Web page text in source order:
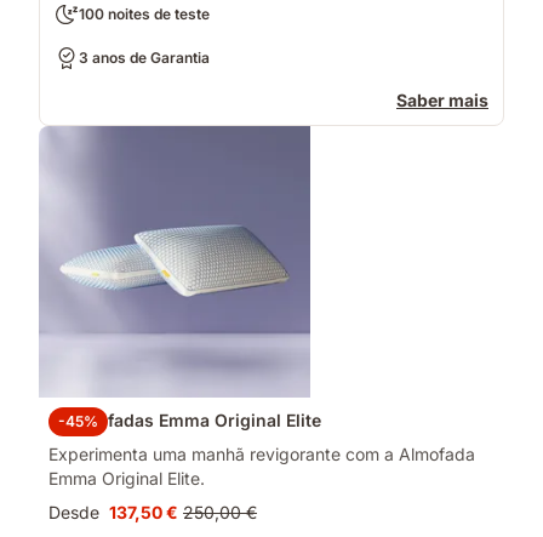
100 noites de teste
3 anos de Garantia
Saber mais
-45%
2 Almofadas Emma Original Elite
Experimenta uma manhã revigorante com a Almofada
Emma Original Elite.
Desde
Preço
137,50 € Preço
250,00 €